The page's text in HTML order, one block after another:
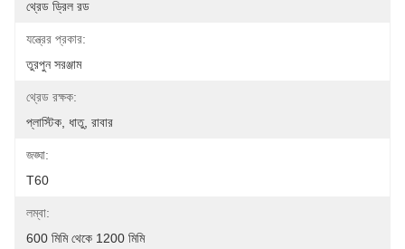
থ্রেড ড্রিল রড
যন্ত্রের প্রকার:
তুরপুন সরঞ্জাম
থ্রেড রক্ষক:
প্লাস্টিক, ধাতু, রাবার
জঙ্ঘা:
T60
লম্বা:
600 মিমি থেকে 1200 মিমি